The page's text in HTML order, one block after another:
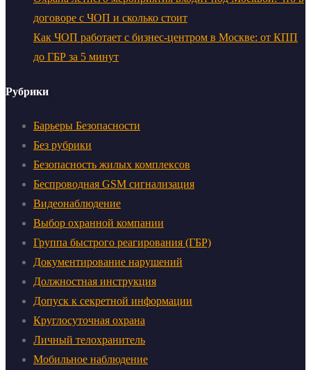
договоре с ЧОП и сколько стоит
Как ЧОП работает с бизнес-центром в Москве: от КПП
до ГБР за 5 минут
Рубрики
Барьеры Безопасности
Без рубрики
Безопасность жилых комплексов
Беспроводная GSM сигнализация
Видеонаблюдение
Выбор охранной компании
Группа быстрого реагирования (ГБР)
Документирование нарушений
Должностная инструкция
Допуск к секретной информации
Круглосуточная охрана
Личный телохранитель
Мобильное наблюдение